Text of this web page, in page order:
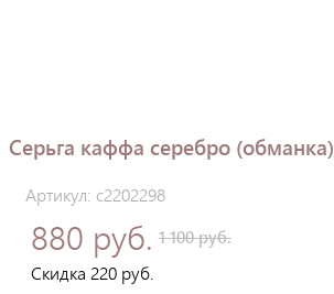
Серьга каффа серебро (обманка)
Артикул: с2202298
880 руб. 1 100 руб.
Скидка 220 руб.